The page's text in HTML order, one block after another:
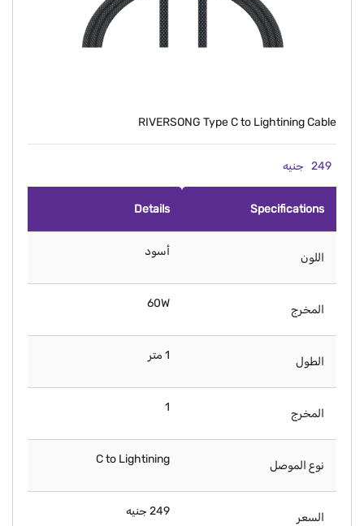
RIVERSONG Type C to Lightining Cable
249 جنيه
Specifications
Details
اللون أسود
المخرج 60W
الطول 1 متر
المخرج 1
نوع الموصل C to Lightining
السعر 249 جنيه